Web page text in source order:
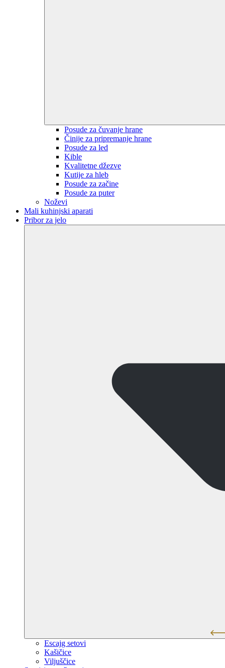
Posude za čuvanje hrane
Činije za pripremanje hrane
Posude za led
Kible
Kvalitetne džezve
Kutije za hleb
Posude za začine
Posude za puter
Noževi
Mali kuhinjski aparati
Pribor za jelo
Escajg setovi
Kašičice
Viljuščice